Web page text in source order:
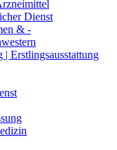
Dienst
& -
| Erstlingsausstattung